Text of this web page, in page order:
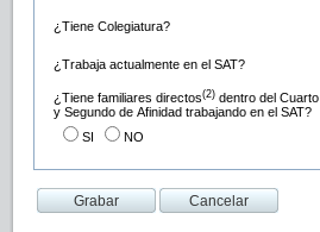
¿Tiene Colegiatura?
¿Trabaja actualmente en el SAT?
¿Tiene familiares directos(2) dentro del
y Segundo de Afinidad trabajando en el SAT?
SI
NO